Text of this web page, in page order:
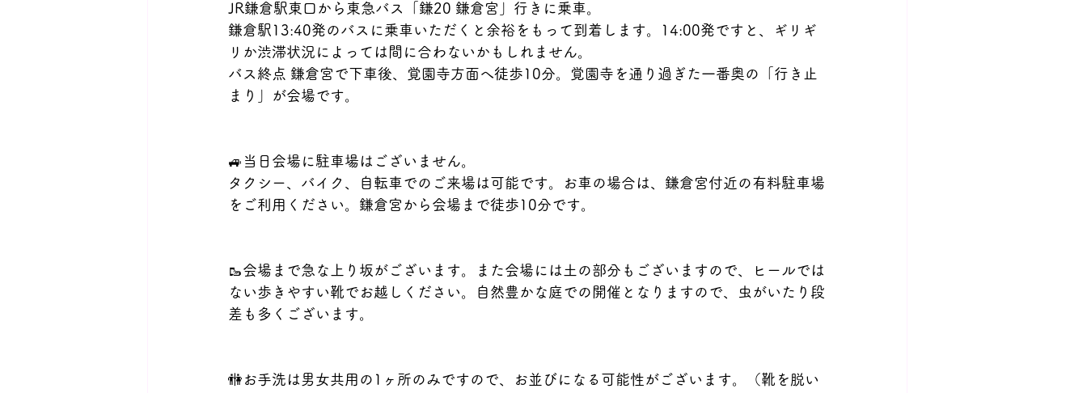
JR鎌倉駅東口から東急バス「鎌20 鎌倉宮」行きに乗車。
鎌倉駅13:40発のバスに乗車いただくと余裕をもって到着します。14:00発ですと、ギリギ
リか渋滞状況によっては間に合わないかもしれません。
バス終点 鎌倉宮で下車後、覚園寺方面へ徒歩10分。覚園寺を通り過ぎた一番奥の「行き止
まり」が会場です。
🚙当日会場に駐車場はございません。
タクシー、バイク、自転車でのご来場は可能です。お車の場合は、鎌倉宮付近の有料駐車場
をご利用ください。鎌倉宮から会場まで徒歩10分です。
🥾会場まで急な上り坂がございます。また会場には土の部分もございますので、ヒールでは
ない歩きやすい靴でお越しください。自然豊かな庭での開催となりますので、虫がいたり段
差も多くございます。
🚻お手洗は男女共用の1ヶ所のみですので、お並びになる可能性がございます。（靴を脱い